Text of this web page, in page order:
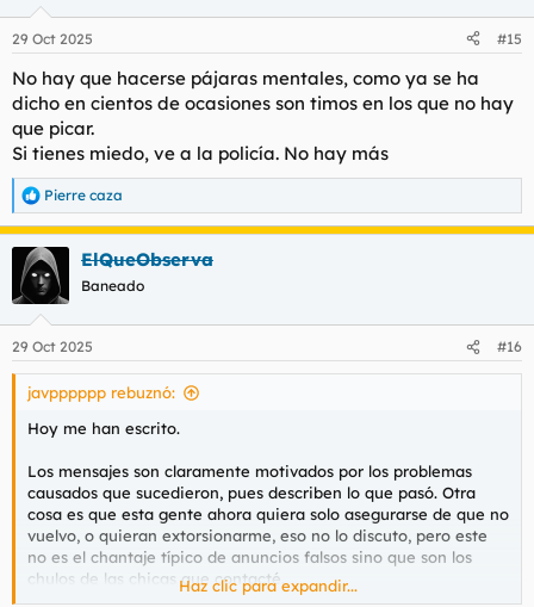
e
:
29 Oct 2025 #15
No hay que hacerse pájaras mentales, como ya se ha
dicho en cientos de ocasiones son timos en los que no hay
que picar.
Si tienes miedo, ve a la policía. No hay más
R
e
a
c
c
i
e
s
Pierre caza
ElQueObserva
Baneado
29 Oct 2025 #16
javpppppp rebuznó:
Hoy me han escrito.
Los mensajes son claramente motivados por los problemas
causados que sucedieron, pues describen lo que pasó. Otra
cosa es que esta gente ahora quiera solo asegurarse de que no
vuelvo, o quieran extorsionarme, eso no lo discuto, pero este
no es el chantaje típico de anuncios falsos sino que son los
chulos de las chicas que contacté.
Haz clic para expandir...